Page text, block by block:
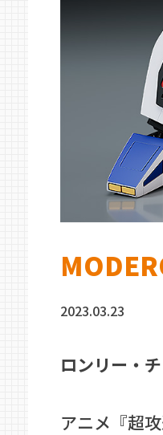
2023.03.23
ロンリー・
アニメ『超